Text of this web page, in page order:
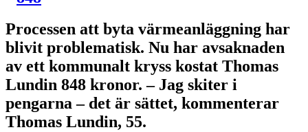
Processen att byta värmeanläggning har
blivit problematisk. Nu har avsaknaden
av ett kommunalt kryss kostat Thomas
Lundin 848 kronor. – Jag skiter i
pengarna – det är sättet, kommenterar
Thomas Lundin, 55.